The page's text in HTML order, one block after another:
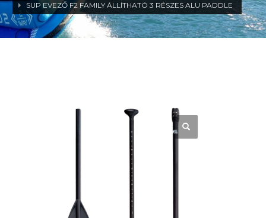
SUP EVEZŐ F2 FAMILY ÁLLÍTHATÓ 3 RÉSZES ALU PADDLE